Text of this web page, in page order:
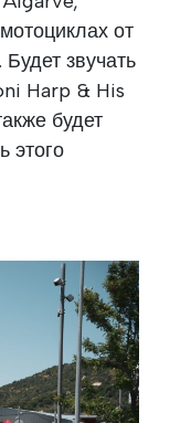
от
звучать
Harp & His
будет
этого